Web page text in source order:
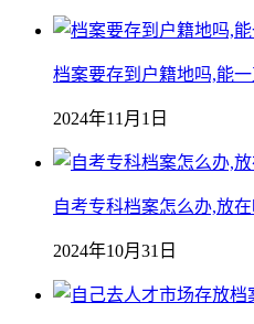
档案要存到户籍地吗,能
2024年11月1日
自考专科档案怎么办,放
2024年10月31日